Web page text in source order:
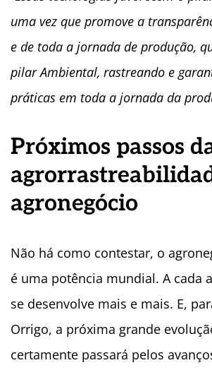
uma vez que promove a
e de toda a jornada de produção,
pilar Ambiental, rastreando e
práticas em toda a jornada da
Próximos passos
agronegócio
Não há como contestar, o
é uma potência mundial. A cada
se desenvolve mais e mais. E,
Orrigo, a próxima grande
certamente passará pelos